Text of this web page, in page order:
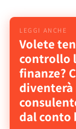
Volete
controllo
finanze?
dal conto